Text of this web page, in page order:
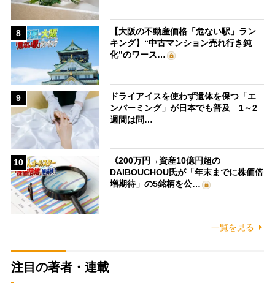
8
【大阪の不動産価格「危ない駅」ラン
キング】“中古マンション売れ行き鈍
化”のワース…
9
ドライアイスを使わず遺体を保つ「エ
ンバーミング」が日本でも普及 1～2
週間は問…
10
《200万円→資産10億円超の
DAIBOUCHOU氏が「年末までに株価倍
増期待」の5銘柄を公…
一覧を見る
注目の著者・連載